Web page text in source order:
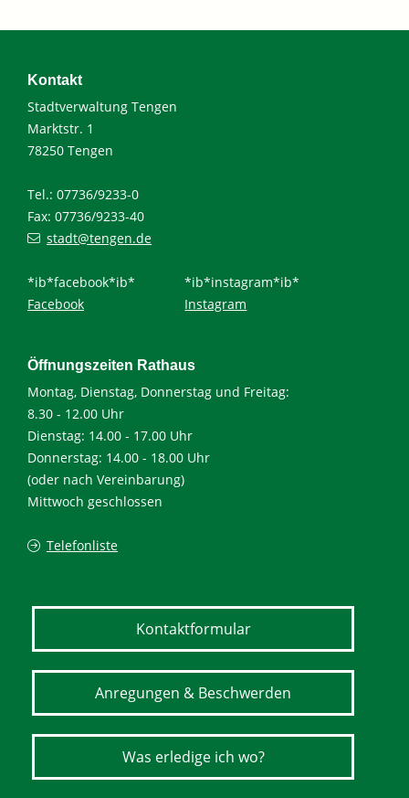
Kontakt
Stadtverwaltung Tengen
Marktstr. 1
78250 Tengen
Tel.: 07736/9233-0
Fax: 07736/9233-40
stadt@tengen.de
*ib*facebook*ib*
Facebook
*ib*instagram*ib*
Instagram
Öffnungszeiten Rathaus
Montag, Dienstag, Donnerstag und Freitag:
8.30 - 12.00 Uhr
Dienstag: 14.00 - 17.00 Uhr
Donnerstag: 14.00 - 18.00 Uhr
(oder nach Vereinbarung)
Mittwoch geschlossen
Telefonliste
Kontaktformular
Anregungen & Beschwerden
Was erledige ich wo?